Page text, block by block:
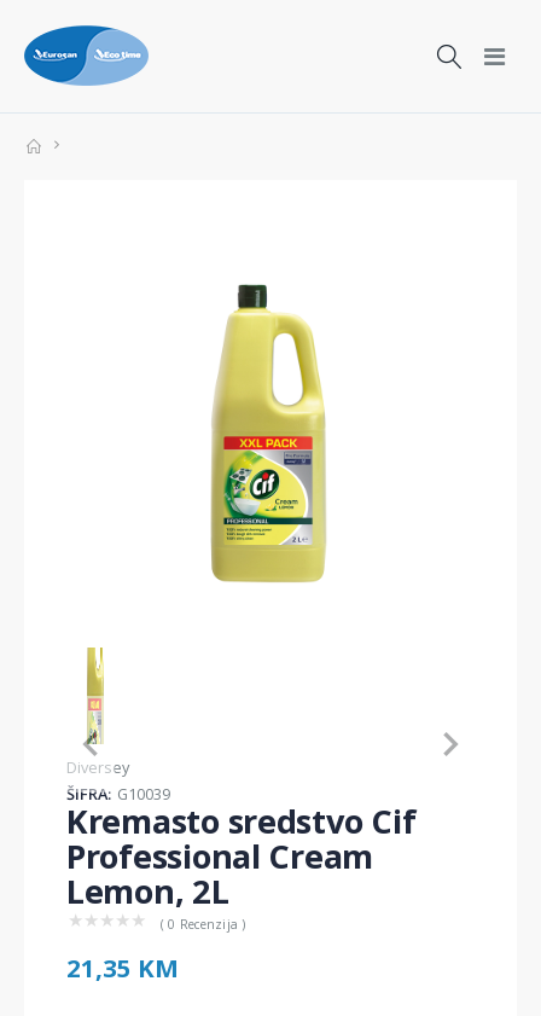
Item
1
of
1
Diversey
ŠIFRA: G10039
Kremasto sredstvo Cif
Professional Cream
Lemon, 2L
★ ★ ★ ★ ★ ( 0 Recenzija )
21,35 KM